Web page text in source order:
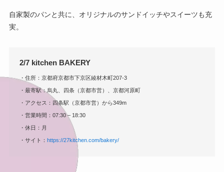
自家製のパンと共に、オリジナルのサンドイッチやスイーツも充
実。
2/7 kitchen BAKERY
・住所：京都府京都市下京区綾材木町207-3
・最寄駅：烏丸、四条（京都市営）、京都河原町
・アクセス：四条駅（京都市営）から349m
・営業時間：07:30 – 18:30
・休日：月
・サイト： https://27kitchen.com/bakery/